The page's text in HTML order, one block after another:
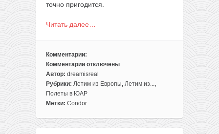
точно пригодится.
Читать далее…
Комментарии:
Комментарии
к
записи
Билеты
из
в
отключены
Автор: dreamisreal
Рубрики: Летим из Европы, Летим из...,
Полеты в ЮАР
Метки: Condor